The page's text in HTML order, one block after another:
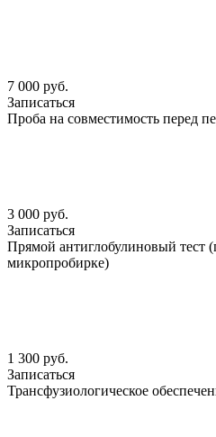
7 000 руб.
Записаться
Проба на совместимость перед
3 000 руб.
Записаться
Прямой антиглобулиновый тест
микропробирке)
1 300 руб.
Записаться
Трансфузиологическое